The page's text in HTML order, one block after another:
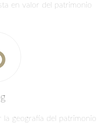
en valor del patrimonio
la geografía del patrimonio